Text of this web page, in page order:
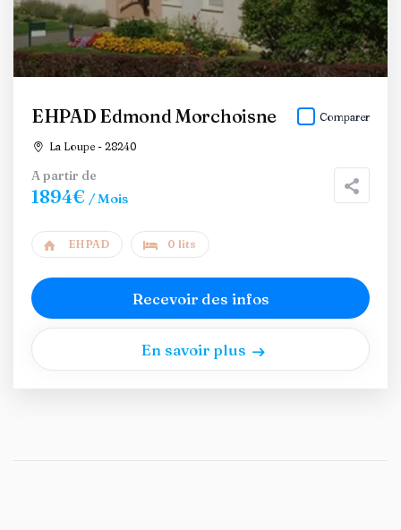
EHPAD Edmond Morchoisne
La Loupe - 28240
Comparer
A partir de
1894€ / Mois
EHPAD 0 lits
Recevoir des infos
En savoir plus